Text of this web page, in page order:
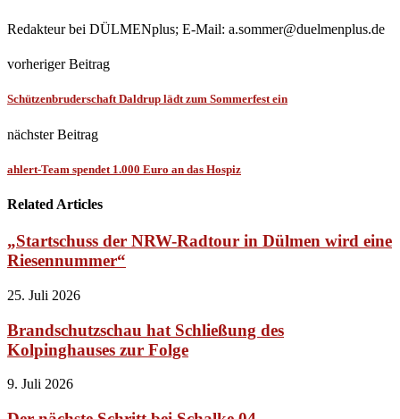
Redakteur bei DÜLMENplus; E-Mail: a.sommer@duelmenplus.de
vorheriger Beitrag
Schützenbruderschaft Daldrup lädt zum Sommerfest ein
nächster Beitrag
ahlert-Team spendet 1.000 Euro an das Hospiz
Related Articles
„Startschuss der NRW-Radtour in Dülmen wird eine
Riesennummer“
25. Juli 2026
Brandschutzschau hat Schließung des
Kolpinghauses zur Folge
9. Juli 2026